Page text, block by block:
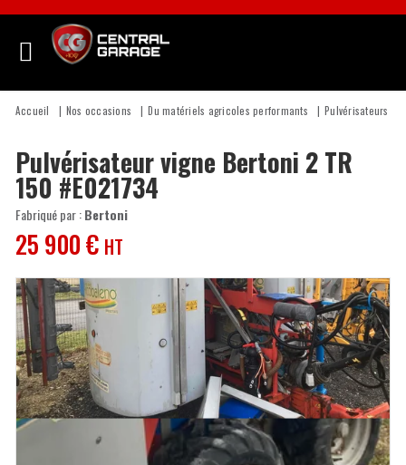
Accueil Nos occasions Du matériels agricoles performants Pulvérisateurs
Pulvérisateur vigne Bertoni 2 TR
150 #E021734
25 900€ HT
Fabriqué par :Bertoni